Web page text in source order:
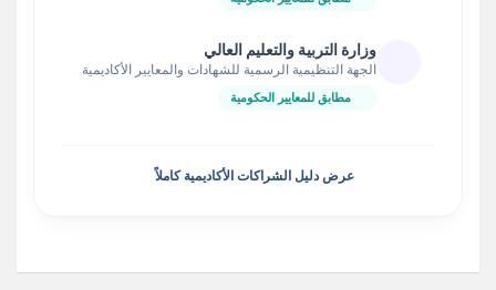
وزارة التربية والتعليم العالي
الجهة التنظيمية الرسمية للشهادات والمعايير الأكاديمية
مطابق للمعايير الحكومية
عرض دليل الشراكات الأكاديمية كاملاً